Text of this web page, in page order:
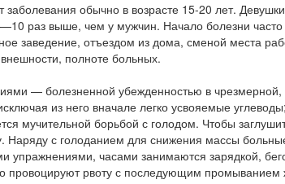
обычно в возрасте 15-20 лет. Девушки
раз выше, чем у мужчин. Начало болезни часто
заведение, отъездом из дома, сменой места
полноте больных.
— болезненной убежденностью в чрезмерной,
из него вначале легко усвояемые
мучительной борьбой с голодом. Чтобы
Наряду с голоданием для снижения массы
упражнениями, часами занимаются зарядкой,
провоцируют рвоту с последующим промыванием